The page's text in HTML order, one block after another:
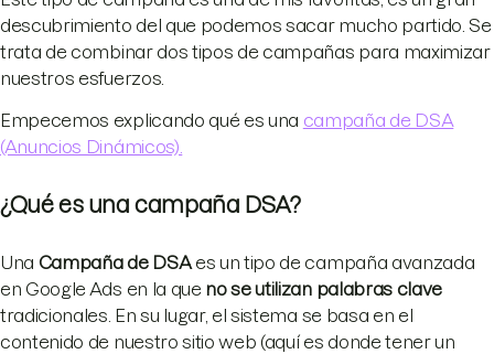
descubrimiento del que podemos sacar mucho partido. Se
trata de combinar dos tipos de campañas para maximizar
nuestros esfuerzos.
Empecemos explicando qué es una campaña de DSA
(Anuncios Dinámicos).
¿Qué es una campaña DSA?
Una Campaña de DSAes un tipo de campaña avanzada
en Google Ads en la que no se utilizan palabras clave
tradicionales. En su lugar, el sistema se basa en el
contenido de nuestro sitio web (aquí es donde tener un